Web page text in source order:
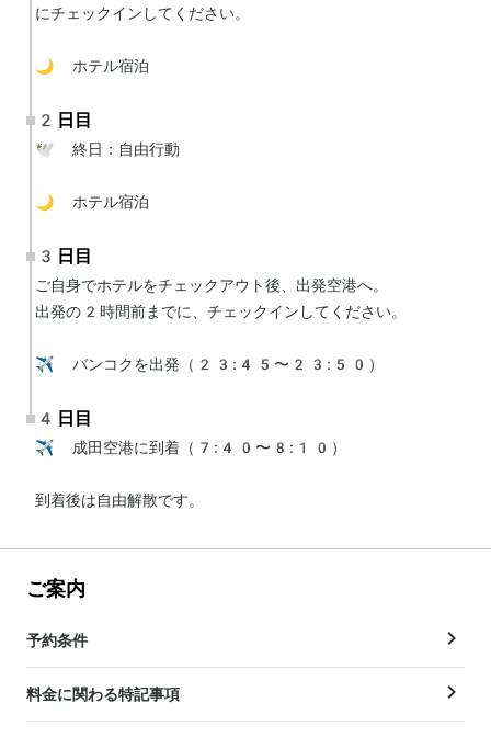
にチェックインしてください。
🌙 ホテル宿泊
2日目
🕊 終日：自由行動
🌙 ホテル宿泊
3日目
ご自身でホテルをチェックアウト後、出発空港へ。
出発の2時間前までに、チェックインしてください。
✈️ バンコクを出発（23:45〜23:50）
4日目
✈️ 成田空港に到着（7:40〜8:10）
到着後は自由解散です。
ご案内
予約条件
料金に関わる特記事項